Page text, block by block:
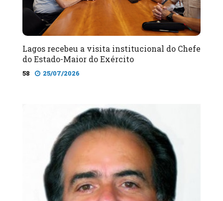
Lagos recebeu a visita institucional do Chefe
do Estado-Maior do Exército
58 25/07/2026